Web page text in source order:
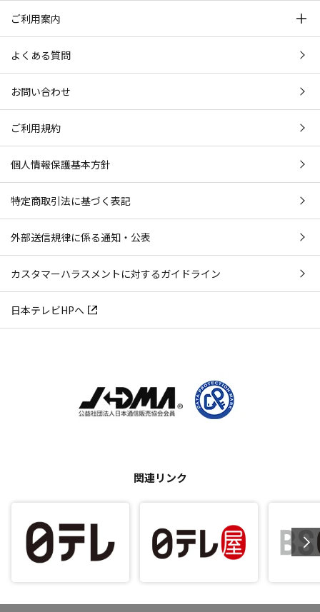
ご利用案内
よくある質問
お問い合わせ
ご利用規約
個人情報保護基本方針
特定商取引法に基づく表記
外部送信規律に係る通知・公表
カスタマーハラスメントに対するガイドライン
日本テレビHPへ
関連リンク